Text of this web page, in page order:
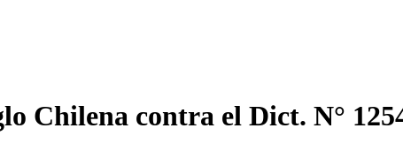
Chilena contra el Dict. N°